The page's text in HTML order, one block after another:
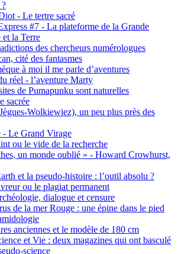
- Le tertre sacré
#7 - La plateforme de la Grande
et la Terre
des chercheurs numérologues
cité des fantasmes
à moi il me parle d’aventures
réel - l’aventure Marty
de Pumapunku sont naturelles
sacrée
Wolkiewiez), un peu plus près des
- Le Grand Virage
ou le vide de la recherche
un monde oublié » - Howard Crowhurst,
et la pseudo-histoire : l’outil absolu ?
ou le plagiat permanent
dialogue et censure
de la mer Rouge : une épine dans le pied
anciennes et le modèle de 180 cm
et Vie : deux magazines qui ont basculé
science